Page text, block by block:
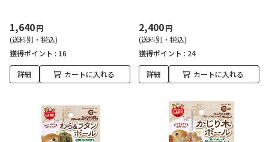
1,640円
(送料別・税込)
獲得ポイント : 16
詳細 カートに入れる
2,400円
(送料別・税込)
獲得ポイント : 24
詳細 カートに入れる